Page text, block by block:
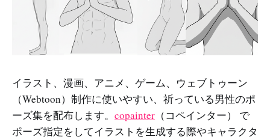
イラスト、漫画、アニメ、ゲーム、ウェブトゥーン
（Webtoon）制作に使いやすい、祈っている男性のポ
ーズ集を配布します。 copainter （コペインター） で
ポーズ指定をしてイラストを生成する際やキャラクタ